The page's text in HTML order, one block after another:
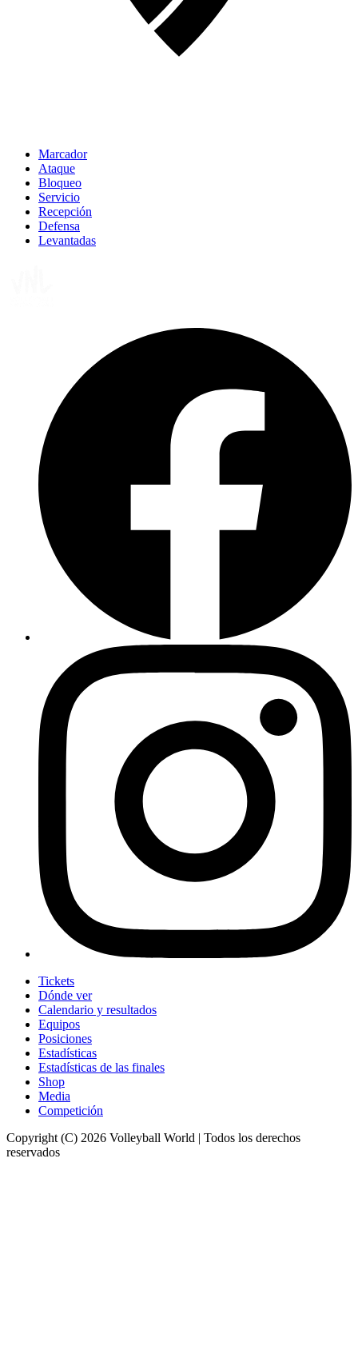
Marcador
Ataque
Bloqueo
Servicio
Recepción
Defensa
Levantadas
Tickets
Dónde ver
Calendario y resultados
Equipos
Posiciones
Estadísticas
Estadísticas de las finales
Shop
Media
Competición
Copyright (C) 2026 Volleyball World | Todos los derechos
reservados